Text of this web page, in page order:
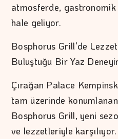
atmosferde,
hale geliyor.
Bosphorus Grill’de
Buluştuğu Bir Yaz
Çırağan Palace
tam üzerinde
Bosphorus Grill, yeni
ve lezzetleriyle